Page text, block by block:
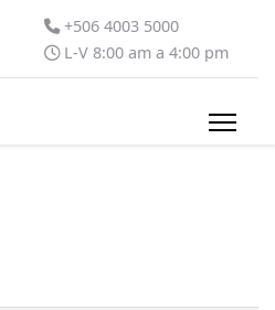
+506 4003 5000
L-V 8:00 am a 4:00 pm